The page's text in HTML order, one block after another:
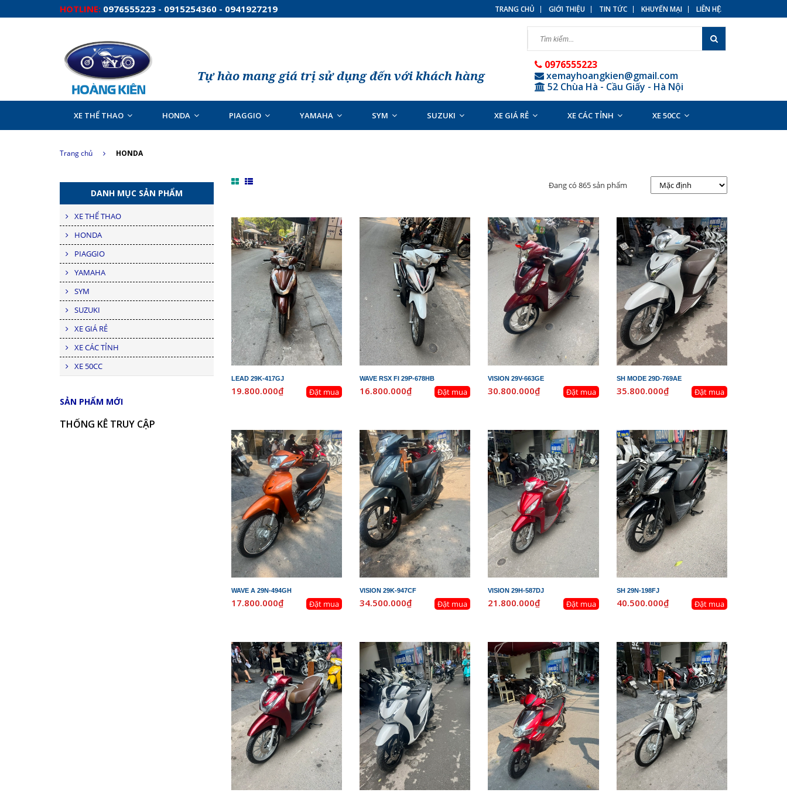
HOTLINE: 0976555223 - 0915254360 - 0941927219 TRANG CHỦ GIỚI THIỆU TIN TỨC KHUYẾN MẠI LIÊN HỆ
Tự hào mang giá trị sử dụng đến với khách hàng
0976555223
xemayhoangkien@gmail.com
52 Chùa Hà - Cầu Giấy - Hà Nội
XE THỂ THAO HONDA PIAGGIO YAMAHA SYM SUZUKI XE GIÁ RẺ XE CÁC TỈNH XE 50CC
Trang chủ HONDA
DANH MỤC SẢN PHẨM
XE THỂ THAO
HONDA
PIAGGIO
YAMAHA
SYM
SUZUKI
XE GIÁ RẺ
XE CÁC TỈNH
XE 50CC
SẢN PHẨM MỚI
THỐNG KÊ TRUY CẬP
Đang có 865 sản phẩm
LEAD 29K-417GJ
19.800.000₫ Đặt mua
WAVE RSX FI 29P-678HB
16.800.000₫ Đặt mua
VISION 29V-663GE
30.800.000₫ Đặt mua
SH MODE 29D-769AE
35.800.000₫ Đặt mua
WAVE A 29N-494GH
17.800.000₫ Đặt mua
VISION 29K-947CF
34.500.000₫ Đặt mua
VISION 29H-587DJ
21.800.000₫ Đặt mua
SH 29N-198FJ
40.500.000₫ Đặt mua